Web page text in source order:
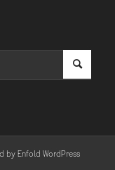
by Enfold WordPress